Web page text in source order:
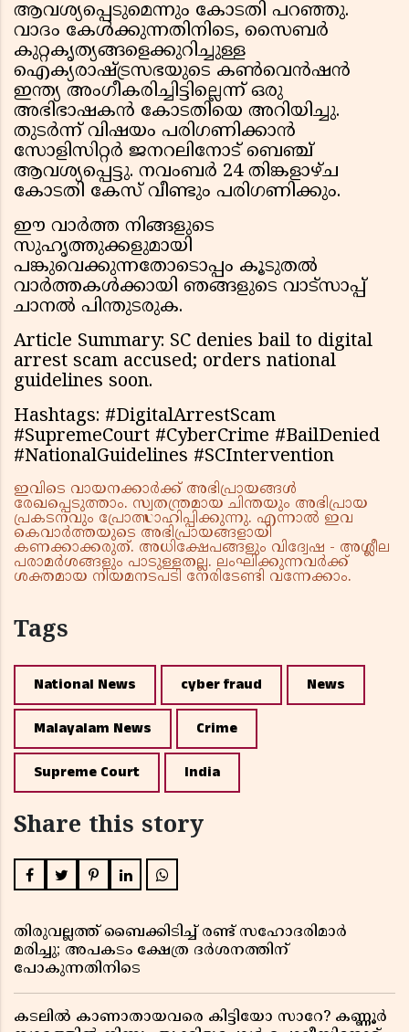
ആവശ്യപ്പെടുമെന്നും കോടതി പറഞ്ഞു.
വാദം കേൾക്കുന്നതിനിടെ, സൈബർ
കുറ്റകൃത്യങ്ങളെക്കുറിച്ചുള്ള
ഐക്യരാഷ്ട്രസഭയുടെ കൺവെൻഷൻ
ഇന്ത്യ അംഗീകരിച്ചിട്ടില്ലെന്ന് ഒരു
അഭിഭാഷകൻ കോടതിയെ അറിയിച്ചു.
തുടർന്ന് വിഷയം പരിഗണിക്കാൻ
സോളിസിറ്റർ ജനറലിനോട് ബെഞ്ച്
ആവശ്യപ്പെട്ടു. നവംബർ 24 തിങ്കളാഴ്ച
കോടതി കേസ് വീണ്ടും പരിഗണിക്കും.
ഈ വാർത്ത നിങ്ങളുടെ
സുഹൃത്തുക്കളുമായി
പങ്കുവെക്കുന്നതോടൊപ്പം കൂടുതൽ
വാർത്തകൾക്കായി ഞങ്ങളുടെ വാട്സാപ്പ്
ചാനൽ പിന്തുടരുക.
Article Summary: SC denies bail to digital
arrest scam accused; orders national
guidelines soon.
Hashtags: #DigitalArrestScam
#SupremeCourt #CyberCrime #BailDenied
#NationalGuidelines #SCIntervention
ഇവിടെ വായനക്കാർക്ക് അഭിപ്രായങ്ങൾ
രേഖപ്പെടുത്താം. സ്വതന്ത്രമായ ചിന്തയും അഭിപ്രായ
പ്രകടനവും പ്രോത്സാഹിപ്പിക്കുന്നു. എന്നാൽ ഇവ
കെവാർത്തയുടെ അഭിപ്രായങ്ങളായി
കണക്കാക്കരുത്. അധിക്ഷേപങ്ങളും വിദ്വേഷ - അശ്ലീല
പരാമർശങ്ങളും പാടുള്ളതല്ല. ലംഘിക്കുന്നവർക്ക്
ശക്തമായ നിയമനടപടി നേരിടേണ്ടി വന്നേക്കാം.
Tags
National News cyber fraud News
Malayalam News Crime
Supreme Court India
Share this story
തിരുവല്ലത്ത് ബൈക്കിടിച്ച് രണ്ട് സഹോദരിമാർ
മരിച്ചു; അപകടം ക്ഷേത്ര ദർശനത്തിന്
പോകുന്നതിനിടെ
കടലിൽ കാണാതായവരെ കിട്ടിയോ സാറേ? കണ്ണൂർ